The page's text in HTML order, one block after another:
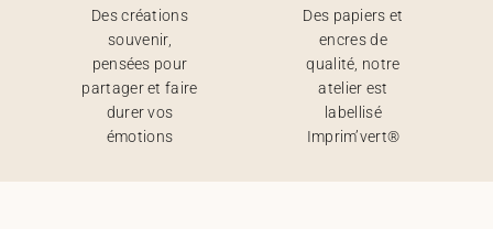
Des créations
souvenir,
pensées pour
partager et faire
durer vos
émotions
Des papiers et
encres de
qualité, notre
atelier est
labellisé
Imprim’vert®